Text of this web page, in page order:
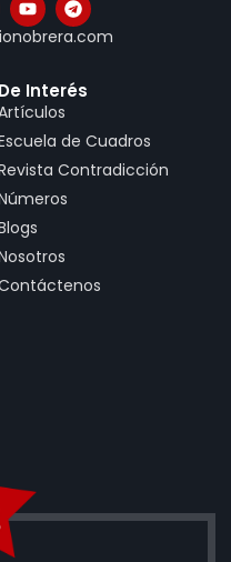
De Interés
de Cuadros
Contradicción